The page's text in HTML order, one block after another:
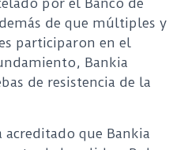
por el Banco de
de que múltiples y
participaron en el
Bankia
de resistencia de la
que Bankia